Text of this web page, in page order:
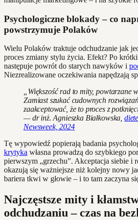
Psychologiczne blokady – co
powstrzymuje Polaków
Wielu Polaków traktuje odchudzanie jak
proces zmiany stylu życia. Efekt? Po
następuje powrót do starych nawyków i
Niezrealizowane oczekiwania napędzają
„Większość rad to mity, powtarzane
Zamiast szukać cudownych
zaakceptować, że to proces z
— dr inż. Agnieszka Białkowska,
Newsweek, 2024
Tę wypowiedź popierają badania
krytyka własna prowadzą do szybkiego
pierwszym „grzechu”. Akceptacja siebie i
okazują się ważniejsze niż kolejny nowy
bariera tkwi w głowie – i to tam zaczyna
Najczęstsze mity i
odchudzaniu – czas na